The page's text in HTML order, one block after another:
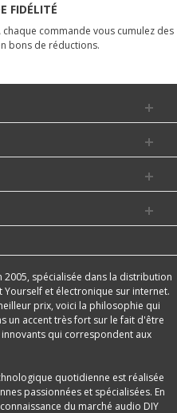
FIDÉLITÉ
commande vous cumulez des
bons de réductions.
spécialisée dans la distribution
et électronique sur internet.
prix, voici la philosophie qui
un accent très fort sur le fait d'être
qui correspondent aux
quotidienne est réalisée
passionnées et spécialisées. En
du marché audio DIY